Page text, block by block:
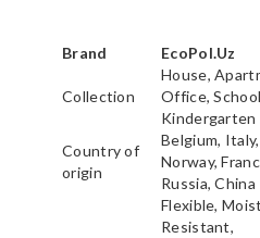
Brand EcoPol.Uz
Collection
House,
Office,
Kindergarten
Country of
origin
Belgium, Italy,
Norway,
Russia, China
Flexible,
Resistant,